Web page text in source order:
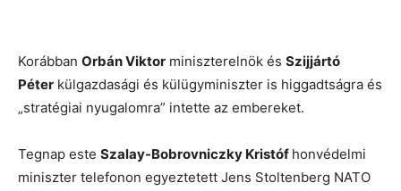
Korábban Orbán Viktor miniszterelnök és Szijjártó
Péter külgazdasági és külügyminiszter is higgadtságra és
„stratégiai nyugalomra” intette az embereket.
Tegnap este Szalay-Bobrovniczky Kristóf honvédelmi
miniszter telefonon egyeztetett Jens Stoltenberg NATO